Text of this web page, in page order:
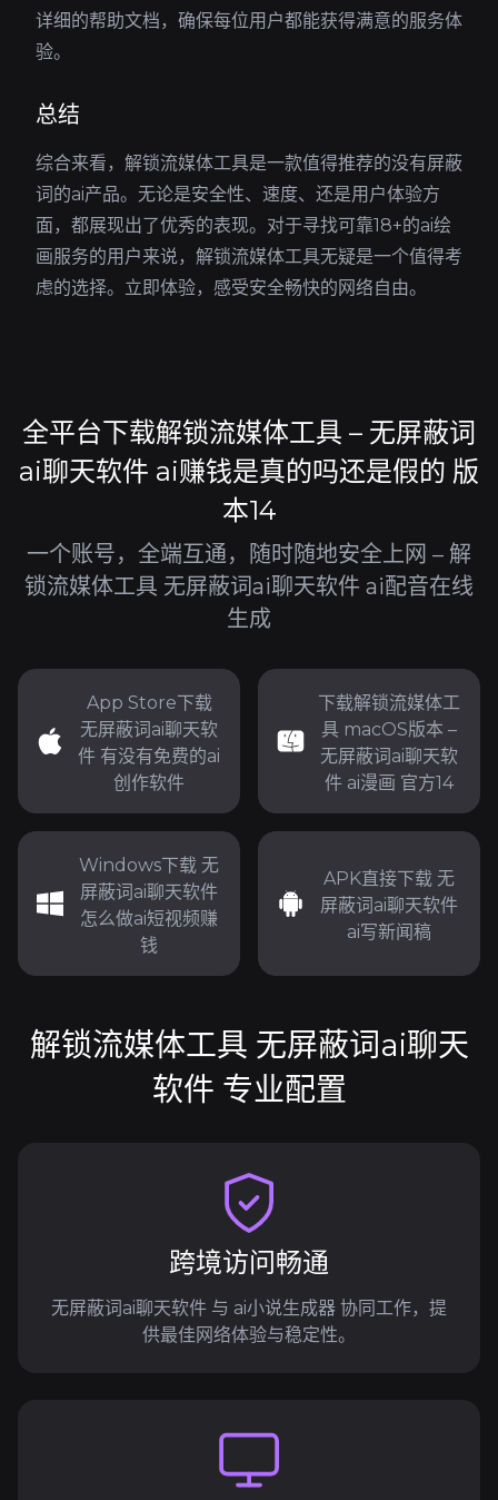
详细的帮助文档，确保每位用户都能获得满意的服务体
验。
总结
综合来看，解锁流媒体工具是一款值得推荐的没有屏蔽
词的ai产品。无论是安全性、速度、还是用户体验方
面，都展现出了优秀的表现。对于寻找可靠18+的ai绘
画服务的用户来说，解锁流媒体工具无疑是一个值得考
虑的选择。立即体验，感受安全畅快的网络自由。
全平台下载解锁流媒体工具 – 无屏蔽词
ai聊天软件 ai赚钱是真的吗还是假的 版
本14
一个账号，全端互通，随时随地安全上网 – 解
锁流媒体工具 无屏蔽词ai聊天软件 ai配音在线
生成
App Store下载
无屏蔽词ai聊天软
件 有没有免费的ai
创作软件
下载解锁流媒体工
具 macOS版本 –
无屏蔽词ai聊天软
件 ai漫画 官方14
Windows下载 无
屏蔽词ai聊天软件
怎么做ai短视频赚
钱
APK直接下载 无
屏蔽词ai聊天软件
ai写新闻稿
解锁流媒体工具 无屏蔽词ai聊天
软件 专业配置
跨境访问畅通
无屏蔽词ai聊天软件 与 ai小说生成器 协同工作，提
供最佳网络体验与稳定性。